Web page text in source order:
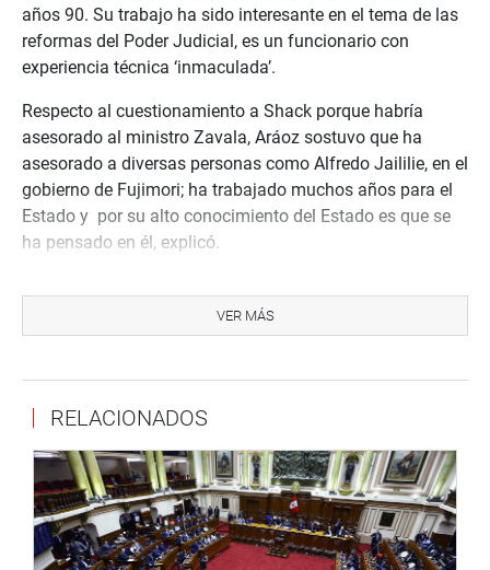
años 90. Su trabajo ha sido interesante en el tema de las
reformas del Poder Judicial, es un funcionario con
experiencia técnica ‘inmaculada’.
Respecto al cuestionamiento a Shack porque habría
asesorado al ministro Zavala, Aráoz sostuvo que ha
asesorado a diversas personas como Alfredo Jaililie, en el
gobierno de Fujimori; ha trabajado muchos años para el
Estado y por su alto conocimiento del Estado es que se
ha pensado en él, explicó.
bancada de Acción Popular se reunirá mañana al
mediodía con el candidato para conocer sus propuestas
Por su parte, Marisa Glave anunció que el candidato del
Ejecutivo les ha pedido reunirse con la nueva bancada
parlamentaria y dijo que se mantendrán alertas por los
antecedentes de trabajo con el fujimorismo. Hizo votos
para que quien ocupe el cargo de Contralor lo haga con
total neutralidad.(EPA)
VER MÁS
RELACIONADOS